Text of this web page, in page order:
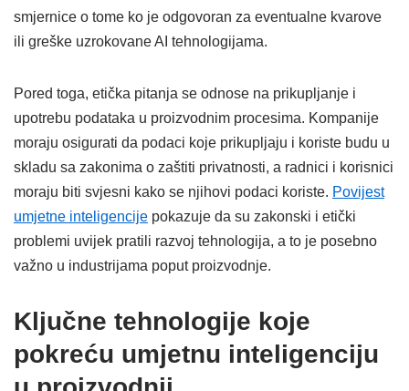
smjernice o tome ko je odgovoran za eventualne kvarove
ili greške uzrokovane AI tehnologijama.
Pored toga, etička pitanja se odnose na prikupljanje i
upotrebu podataka u proizvodnim procesima. Kompanije
moraju osigurati da podaci koje prikupljaju i koriste budu u
skladu sa zakonima o zaštiti privatnosti, a radnici i korisnici
moraju biti svjesni kako se njihovi podaci koriste. Povijest
umjetne inteligencije pokazuje da su zakonski i etički
problemi uvijek pratili razvoj tehnologija, a to je posebno
važno u industrijama poput proizvodnje.
Ključne tehnologije koje
pokreću umjetnu inteligenciju